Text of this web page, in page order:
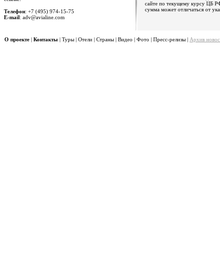
Телефон: +7 (495) 974-15-75
E-mail: adv@avialine.com
сайте по текущему курсу ЦБ
сумма может отличаться от
О проекте | Контакты | Туры | Отели | Страны | Видео | Фото | Пресс-релизы | Архив